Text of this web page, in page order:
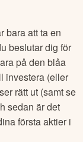
bara att ta en
beslutar dig för
på den blåa
investera (eller
rätt ut (samt se
sedan är det
första aktier i